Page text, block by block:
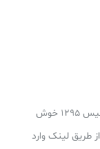
به پایگاه محتوایی آجیل و خشکبار رضا آجیل چی تاسیس 1295 خوش
طریق لینک وارد